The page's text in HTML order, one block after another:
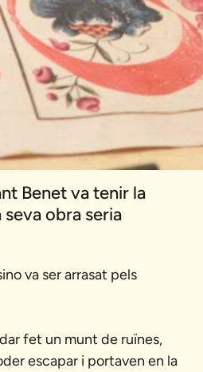
Benet va tenir la
obra seria
va ser arrasat pels
fet un munt de ruïnes,
escapar i portaven en la